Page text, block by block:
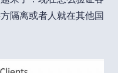
隔离或者人就在其他国